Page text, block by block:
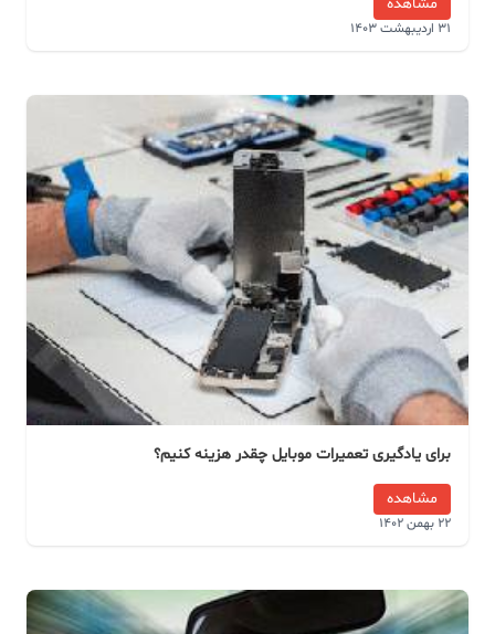
31 اردیبهشت 1403
برای یادگیری تعمیرات موبایل چقدر هزینه کنیم؟
مشاهده
22 بهمن 1402